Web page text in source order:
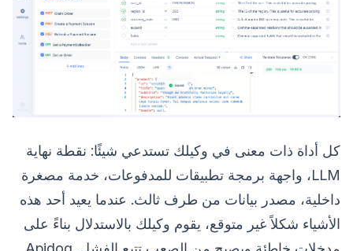
كل أداة ذات معنى في وكيلك تستدعي شيئًا: نقطة نهاية
LLM، واجهة برمجة تطبيقات للمدفوعات، خدمة مصغرة
داخلية، مصدر بيانات من طرف ثالث. عندما يعيد أحد هذه
الأشياء شكلاً غير متوقع، يقوم وكيلك بالاستدلال بناءً على